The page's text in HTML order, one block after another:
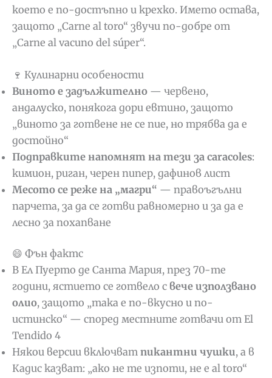
което е по-достъпно и крехко. Името остава,
защото „Carne al toro“ звучи по-добре от
„Carne al vacuno del súper“.
🍷 Кулинарни особености
Виното е задължително — червено,
андалуско, понякога дори евтино, защото
„виното за готвене не се пие, но трябва да е
достойно“
Подправките напомнят на тези за caracoles:
кимион, риган, черен пипер, дафинов лист
Месото се реже на „магри“ — правоъгълни
парчета, за да се готви равномерно и за да е
лесно за похапване
😄 Фън фактс
В Ел Пуерто де Санта Мария, през 70-те
години, ястието се готвело с вече използвано
олио, защото „така е по-вкусно и по-
истинско“ — според местните готвачи от El
Tendido 4
Някои версии включват пикантни чушки, а в
Кадис казват: „ако не те изпоти, не е al toro“